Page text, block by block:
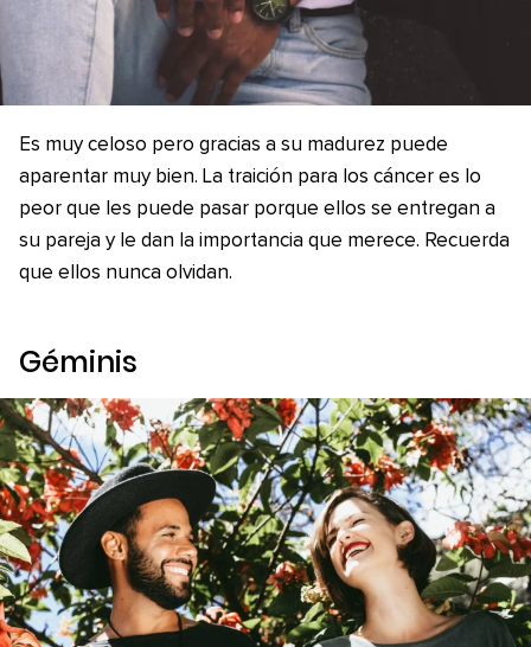
Es muy celoso pero gracias a su madurez puede
aparentar muy bien. La traición para los cáncer es lo
peor que les puede pasar porque ellos se entregan a
su pareja y le dan la importancia que merece. Recuerda
que ellos nunca olvidan.
Géminis